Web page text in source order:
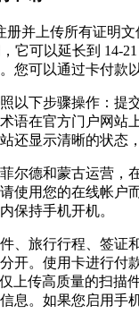
册并上传所有证明
它可以延长到 14-
您可以通过卡付款
以下步骤操作：提
语在官方门户网站
还显示清晰的状态
尔德和蒙古运营，
使用您的在线帐户
保持手机开机。
、旅行行程、签证
开。使用卡进行付
上传高质量的扫描
息。如果您启用手